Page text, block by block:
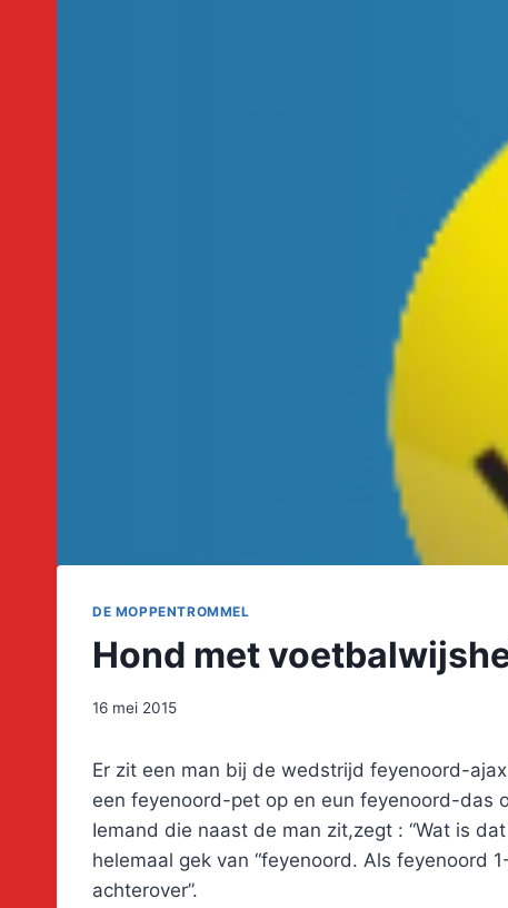
DE MOPPENTROMMEL
Hond met
16 mei 2015
Er zit een man bij de wedstrijd feyenoord-
een feyenoord-pet op en eun feyenoord-das
Iemand die naast de man zit,zegt : “Wat is
helemaal gek van “feyenoord. Als feyenoord
achterover”.